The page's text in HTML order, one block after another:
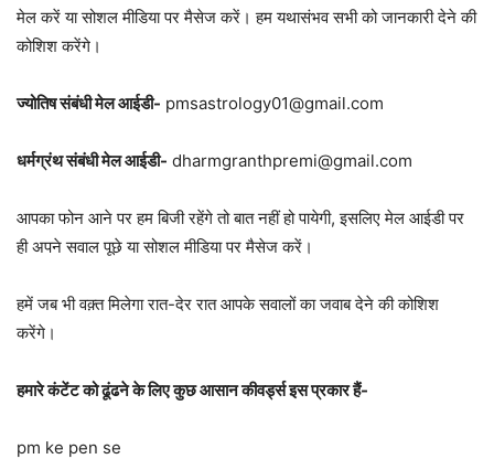
मेल करें या सोशल मीडिया पर मैसेज करें। हम यथासंभव सभी को जानकारी देने की
कोशिश करेंगे।
ज्योतिष संबंधी मेल आईडी- pmsastrology01@gmail.com
धर्मग्रंथ संबंधी मेल आईडी- dharmgranthpremi@gmail.com
आपका फोन आने पर हम बिजी रहेंगे तो बात नहीं हो पायेगी, इसलिए मेल आईडी पर
ही अपने सवाल पूछे या सोशल मीडिया पर मैसेज करें।
हमें जब भी वक़्त मिलेगा रात-देर रात आपके सवालों का जवाब देने की कोशिश
करेंगे।
हमारे कंटेंट को ढूंढने के लिए कुछ आसान कीवर्ड्स इस प्रकार हैं-
pm ke pen se